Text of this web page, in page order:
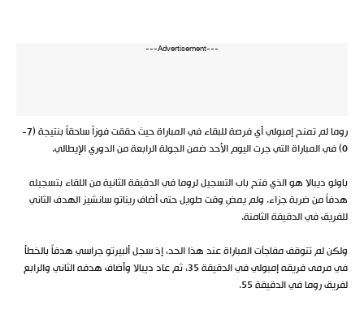
---Advertisement---
روما لم تمنح إمبولي أي فرصة للبقاء في المباراة حيث حققت فوزاً ساحقاً بنتيجة (7-
0) في المباراة التي جرت اليوم الأحد ضمن الجولة الرابعة من الدوري الإيطالي.
باولو ديبالا هو الذي فتح باب التسجيل لروما في الدقيقة الثانية من اللقاء بتسجيله
هدفاً من ضربة جزاء. ولم يمضِ وقت طويل حتى أضاف ريناتو سانشيز الهدف الثاني
للفريق في الدقيقة الثامنة.
ولكن لم تتوقف مفاجآت المباراة عند هذا الحد، إذ سجل ألبيرتو جراسي هدفاً بالخطأ
في مرمى فريقه إمبولي في الدقيقة 35، ثم عاد ديبالا وأضاف هدفه الثاني والرابع
لفريق روما في الدقيقة 55.